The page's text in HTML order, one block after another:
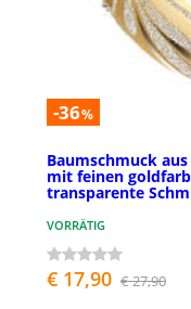
-36%
Baumschmuck
mit feinen
transparente
VORRÄTIG
€ 17,90 € 27,90